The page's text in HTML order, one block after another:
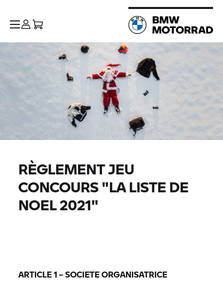
RÈGLEMENT JEU
CONCOURS "LA LISTE DE
NOEL 2021"
ARTICLE 1 – SOCIETE ORGANISATRICE